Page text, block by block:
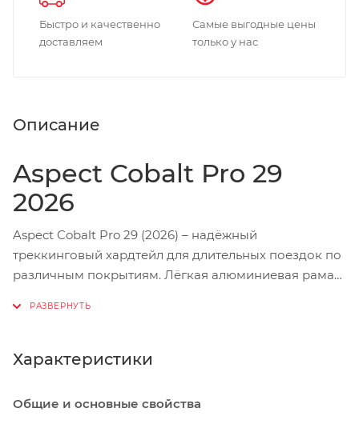
Быстро и качественно
доставляем
Самые выгодные цены
только у нас
Описание
Aspect Cobalt Pro 29
2026
Aspect Cobalt Pro 29 (2026) – надёжный
треккинговый хардтейл для длительных поездок по
различным покрытиям. Лёгкая алюминиевая рама
Полуинтегрированная рулевая труба формата
жёсткость и стабильность. Воздушно-масляная
Характеристики
Общие и основные свойства